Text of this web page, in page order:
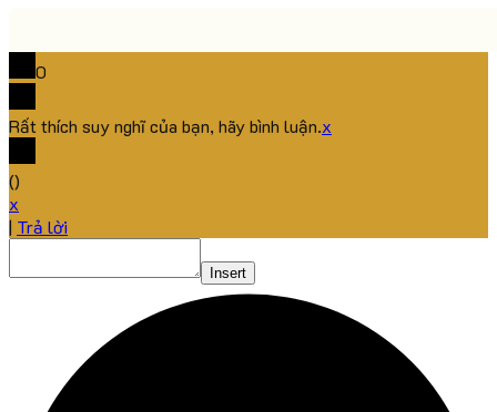
0
Rất thích suy nghĩ của bạn, hãy bình luận.x
()
x
| Trả lời
Insert